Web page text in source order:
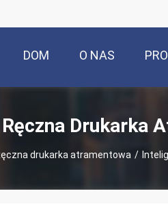
DOM O NAS
Ręczna Drukarka
drukarka atramentowa /